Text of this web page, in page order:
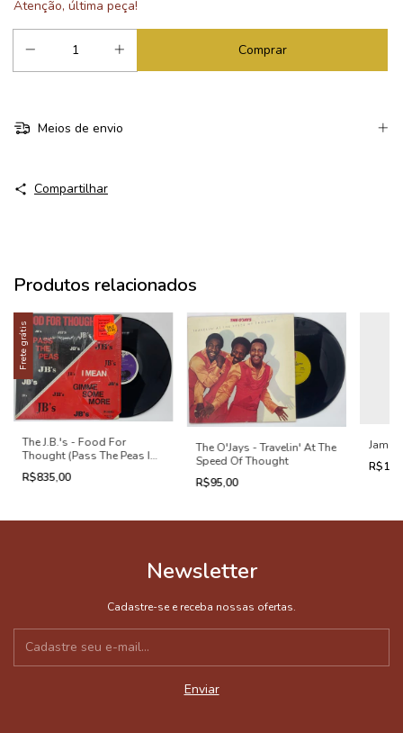
Atenção, última peça!
Meios de envio
Compartilhar
Produtos relacionados
Frete grátis
The J.B.'s - Food For
Thought (Pass The Peas I
Mean Gimme Some More)
R$835,00
The O'Jays - Travelin' At The
Speed Of Thought
R$95,00
Newsletter
Cadastre-se e receba nossas ofertas.